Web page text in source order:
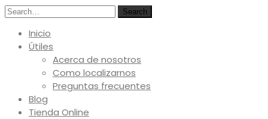
Search
Inicio
Útiles
Acerca de nosotros
Como localizarnos
Preguntas frecuentes
Blog
Tienda Online